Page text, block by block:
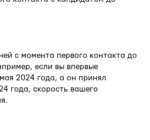
с момента первого контакта до
если вы впервые
2024 года, а он принял
года, скорость вашего